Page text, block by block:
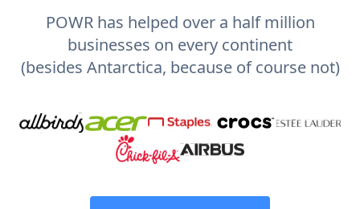
POWR has helped over a half million
businesses on every continent
(besides Antarctica, because of course not)